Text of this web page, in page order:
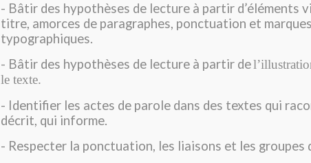
- Bâtir des hypothèses de lecture à partir d’éléments
titre, amorces de paragraphes, ponctuation et marques
typographiques.
- Bâtir des hypothèses de lecture à partir de
le texte.
- Identifier les actes de parole dans des textes qui
décrit, qui informe.
- Respecter la ponctuation, les liaisons et les groupes